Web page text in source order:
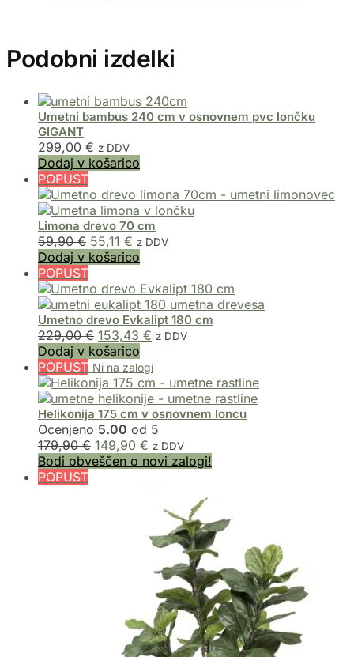
Podobni izdelki
Umetni bambus 240 cm v osnovnem pvc lončku
GIGANT
299,00 € z DDV
Dodaj v košarico
POPUST
Limona drevo 70 cm
59,90€ 55,11 € z DDV
Dodaj v košarico
POPUST
Umetno drevo Evkalipt 180 cm
229,00€ 153,43 € z DDV
Dodaj v košarico
POPUST
Helikonija 175 cm v osnovnem loncu
Ocenjeno 5.00 od 5
179,90€ 149,90 € z DDV
Bodi obveščen o novi zalogi!
POPUST